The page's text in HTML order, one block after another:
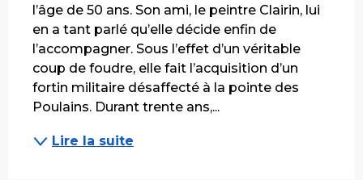
l’âge de 50 ans. Son ami, le peintre Clairin, lui
en a tant parlé qu’elle décide enfin de
l’accompagner. Sous l’effet d’un véritable
coup de foudre, elle fait l’acquisition d’un
fortin militaire désaffecté à la pointe des
Poulains. Durant trente ans,...
Lire la suite